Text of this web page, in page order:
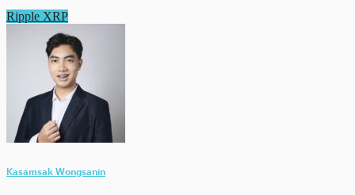
Ripple XRP
Kasamsak Wongsanin